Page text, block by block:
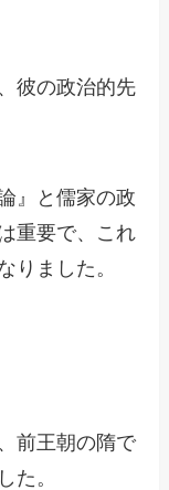
彼の政治的先
』と儒家の政
重要で、これ
りました。
前王朝の隋で
た。